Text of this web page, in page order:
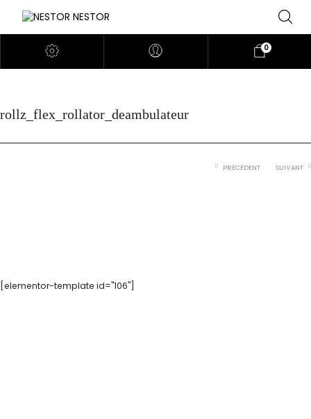
0
rollz_flex_rollator_deambulateur
PRÉCÉDENT SUIVANT
[elementor-template id="106"]